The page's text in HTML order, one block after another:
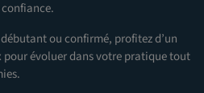
ou confirmé, profitez d’un
évoluer dans votre pratique tout